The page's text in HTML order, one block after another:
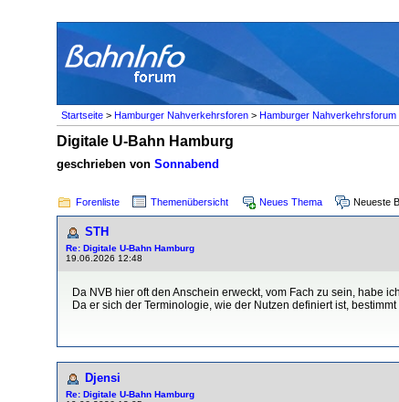
Startseite > Hamburger Nahverkehrsforen > Hamburger Nahverkehrsforum
Digitale U-Bahn Hamburg
geschrieben von Sonnabend
Forenliste Themenübersicht Neues Thema Neueste
STH
Re: Digitale U-Bahn Hamburg
19.06.2026 12:48
Da NVB hier oft den Anschein erweckt, vom Fach zu sein, habe
Da er sich der Terminologie, wie der Nutzen definiert ist,
Djensi
Re: Digitale U-Bahn Hamburg